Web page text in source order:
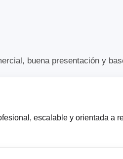
buena presentación y
escalable y orientada a